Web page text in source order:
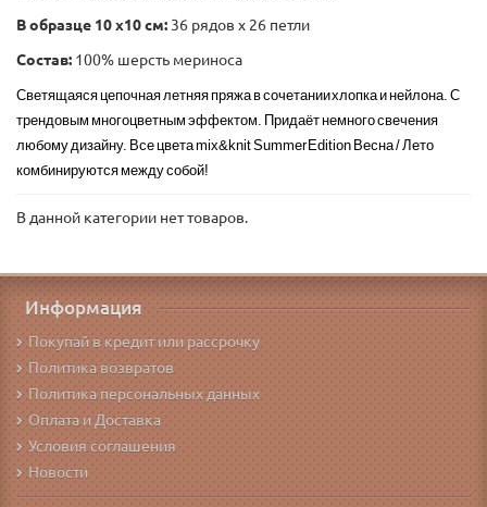
В образце 10 x10 см: 36 рядов х 26 петли
Состав: 100% шерсть мериноса
Светящаяся цепочная летняя пряжа в сочетании хлопка и нейлона. С
трендовым многоцветным эффектом. Придаёт немного свечения
любому дизайну. Все цвета mix&knit Summer Edition Весна / Лето
комбинируются между собой!
В данной категории нет товаров.
Информация
Покупай в кредит или рассрочку
Политика возвратов
Политика персональных данных
Оплата и Доставка
Условия соглашения
Новости